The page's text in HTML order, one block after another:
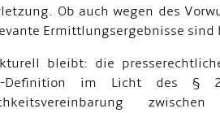
Ob auch wegen des
Ermittlungsergebnisse
bleibt: die
Definition im Licht des §